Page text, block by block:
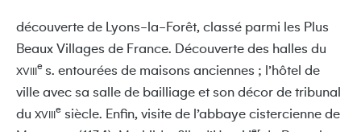
découverte de Lyons-la-Forêt, classé parmi les Plus
Beaux Villages de France. Découverte des halles du
XVIIIe s. entourées de maisons anciennes ; l’hôtel de
ville avec sa salle de bailliage et son décor de tribunal
du XVIIIe siècle. Enfin, visite de l’abbaye cistercienne de